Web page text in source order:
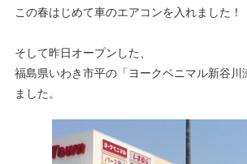
この春はじめて車のエアコンを入れました！
そして昨日オープンした、
福島県いわき市平の「ヨークベニマル新谷川
ました。